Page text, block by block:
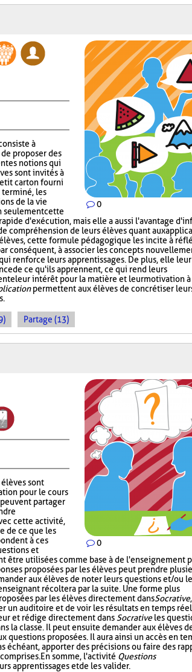
0
à
proposer des
notions qui
sont invités à
carton fourni
terminé, les
de la vie
seulement cette
d'exécution, mais elle a aussi l'avantage
compréhension de leurs élèves quant aux
cette formule pédagogique les incite à
conséquent, à associer les concepts
renforce leurs apprentissages. De plus, elle leur
de ce qu'ils apprennent, ce qui rend leurs
leur intérêt pour la matière et leur motivation à
permettent aux élèves de concrétiser
Partage (13)
0
élèves sont
pour le cours
partager
cette activité,
de ce que les
à ces
et
être utilisées comme base à de l'enseignement
proposées par les élèves peut prendre
aux élèves de noter leurs questions et/ou
récoltera par la suite. Une forme plus
par les élèves directement dansSocrative
un auditoire et de voir les résultats en temps
et rédige directement dansSocrativeles
la classe. Il peut ensuite demander aux élèves
questions proposées. Il aura ainsi un accès en
échéant, apporter des précisions ou faire des
En somme, l'activité Questions
apprentissages et de les valider.